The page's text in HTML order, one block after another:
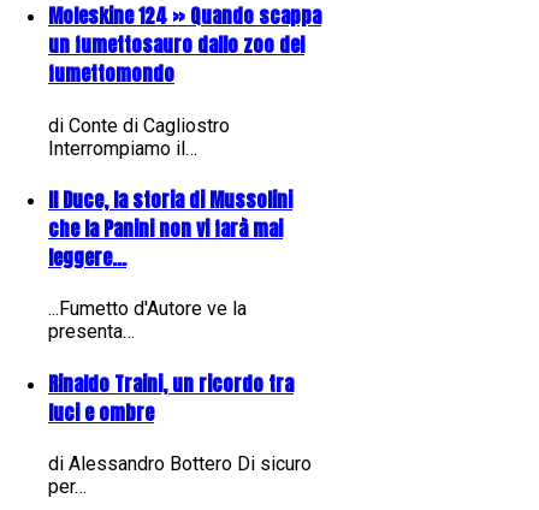
Moleskine 124 » Quando scappa
un fumettosauro dallo zoo del
fumettomondo
di Conte di Cagliostro
Interrompiamo il…
Il Duce, la storia di Mussolini
che la Panini non vi farà mai
leggere...
...Fumetto d'Autore ve la
presenta…
Rinaldo Traini, un ricordo tra
luci e ombre
di Alessandro Bottero Di sicuro
per…